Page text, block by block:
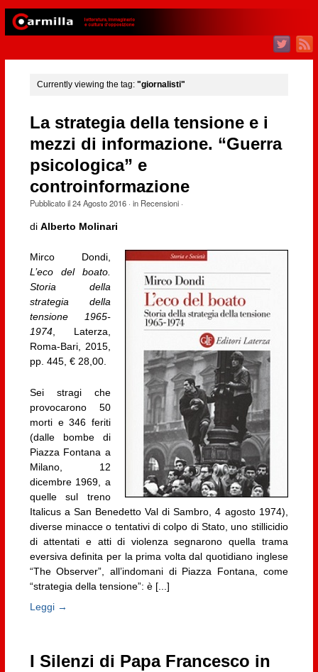
Currently viewing the tag: "giornalisti"
La strategia della tensione e i
mezzi di informazione. “Guerra
psicologica” e
controinformazione
Pubblicato il24 Agosto 2016· in Recensioni·
di Alberto Molinari
Mirco Dondi,
L’eco del boato.
Storia della
strategia della
tensione 1965-
1974, Laterza,
Roma-Bari, 2015,
pp. 445, € 28,00.
Sei stragi che
provocarono 50
morti e 346 feriti
(dalle bombe di
Piazza Fontana a
Milano, 12
dicembre 1969, a
quelle sul treno
Italicus a San Benedetto Val di Sambro, 4 agosto 1974),
diverse minacce o tentativi di colpo di Stato, uno stillicidio
di attentati e atti di violenza segnarono quella trama
eversiva definita per la prima volta dal quotidiano inglese
“The Observer”, all’indomani di Piazza Fontana, come
“strategia della tensione”: è [...]
Leggi →
I Silenzi di Papa Francesco in